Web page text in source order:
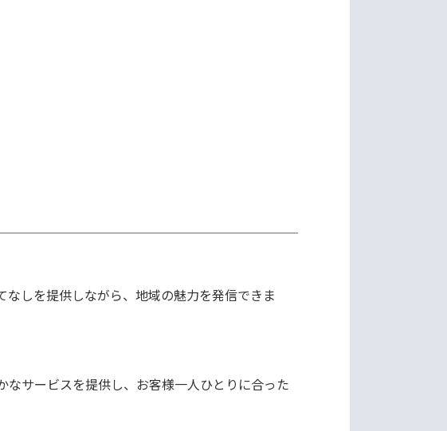
しを提供しながら、地域の魅力を発信できま
サービスを提供し、お客様一人ひとりに合った